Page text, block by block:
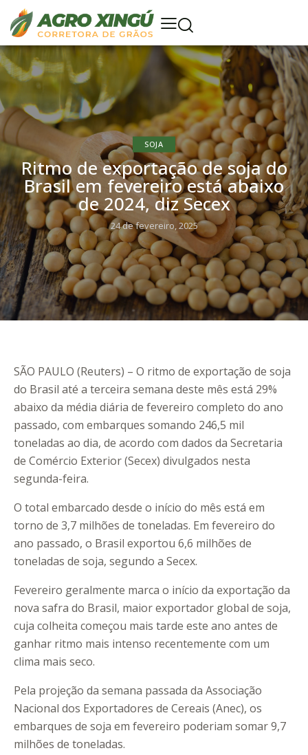
SOJA
Ritmo de exportação de soja do
Brasil em fevereiro está abaixo
de 2024, diz Secex
24 de fevereiro, 2025
SÃO PAULO (Reuters) – O ritmo de exportação de soja
do Brasil até a terceira semana deste mês está 29%
abaixo da média diária de fevereiro completo do ano
passado, com embarques somando 246,5 mil
toneladas ao dia, de acordo com dados da Secretaria
de Comércio Exterior (Secex) divulgados nesta
segunda-feira.
O total embarcado desde o início do mês está em
torno de 3,7 milhões de toneladas. Em fevereiro do
ano passado, o Brasil exportou 6,6 milhões de
toneladas de soja, segundo a Secex.
Fevereiro geralmente marca o início da exportação da
nova safra do Brasil, maior exportador global de soja,
cuja colheita começou mais tarde este ano antes de
ganhar ritmo mais intenso recentemente com um
clima mais seco.
Pela projeção da semana passada da Associação
Nacional dos Exportadores de Cereais (Anec), os
embarques de soja em fevereiro poderiam somar 9,7
milhões de toneladas.